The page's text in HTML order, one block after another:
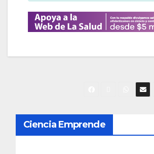
N
a
Ciencia Emprende